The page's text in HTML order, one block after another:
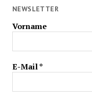
NEWSLETTER
Vorname
E-Mail*